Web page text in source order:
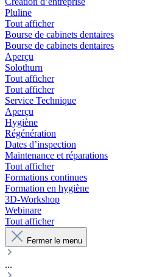
Pluline
Tout afficher
Bourse de cabinets dentaires
Bourse de cabinets dentaires
Aperçu
Solothurn
Tout afficher
Tout afficher
Service Technique
Aperçu
Hygiène
Régénération
Dates d’inspection
Maintenance et réparations
Tout afficher
Formations continues
Formation en hygiène
3D-Workshop
Webinare
Tout afficher
Fermer le menu
...